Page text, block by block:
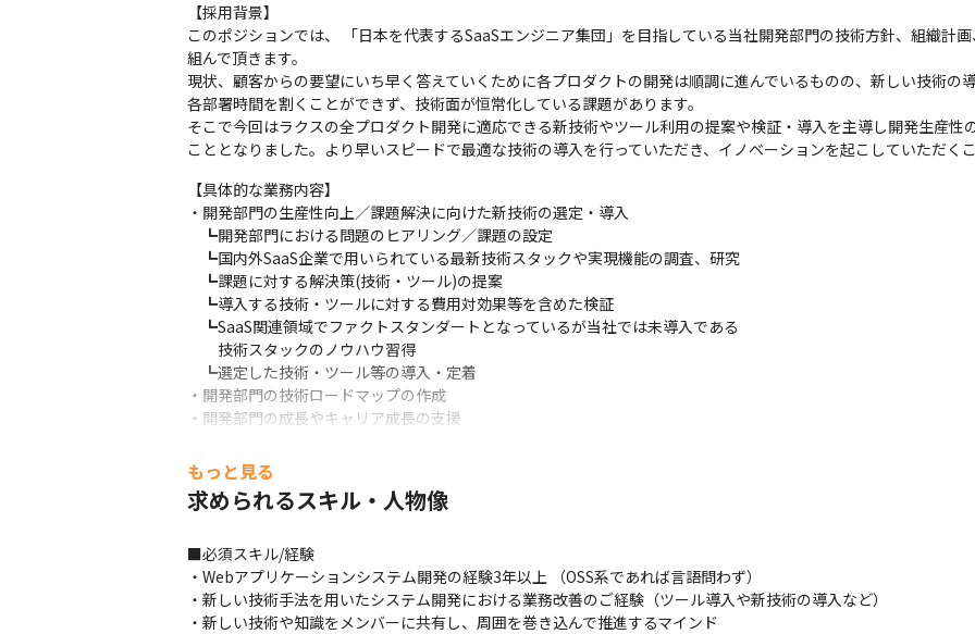
【採用背景】
このポジションでは、 「日本を代表するSaaSエンジニア集団」を目指している当社開発部門の技術方針、組織計
組んで頂きます。
現状、顧客からの要望にいち早く答えていくために各プロダクトの開発は順調に進んでいるものの、新しい技術の
各部署時間を割くことができず、技術面が恒常化している課題があります。
そこで今回はラクスの全プロダクト開発に適応できる新技術やツール利用の提案や検証・導入を主導し開発生産
こととなりました。より早いスピードで最適な技術の導入を行っていただき、イノベーションを起こしていただく
【具体的な業務内容】
・開発部門の生産性向上／課題解決に向けた新技術の選定・導入
┗開発部門における問題のヒアリング／課題の設定
┗国内外SaaS企業で用いられている最新技術スタックや実現機能の調査、研究
┗課題に対する解決策(技術・ツール)の提案
┗導入する技術・ツールに対する費用対効果等を含めた検証
┗SaaS関連領域でファクトスタンダートとなっているが当社では未導入である
技術スタックのノウハウ習得
┗選定した技術・ツール等の導入・定着
・開発部門の技術ロードマップの作成
・開発部門の成長やキャリア成長の支援
・Github Copilot EnterpriseとGithubの導入による開発生産性の向上
・Devinの検証と導入
・無停止リリース
・データ匿名化
変更の範囲：会社の定める業務
もっと見る
求められるスキル・人物像
■必須スキル/経験
・Webアプリケーションシステム開発の経験3年以上 （OSS系であれば言語問わず）
・新しい技術手法を用いたシステム開発における業務改善のご経験（ツール導入や新技術の導入など）
・新しい技術や知識をメンバーに共有し、周囲を巻き込んで推進するマインド